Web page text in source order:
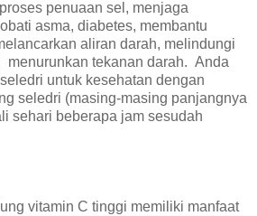
penuaan sel, menjaga
asma, diabetes, membantu
aliran darah, melindungi
menurunkan tekanan darah. Anda
untuk kesehatan dengan
seledri (masing-masing panjangnya
sehari beberapa jam sesudah
vitamin C tinggi memiliki manfaat